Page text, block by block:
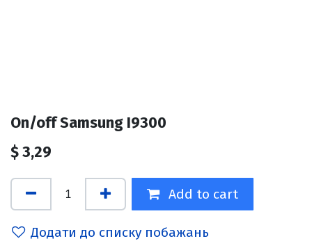
On/off Samsung I9300
$3,29
Add to cart
Додати до списку побажань